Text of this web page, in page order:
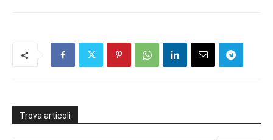
Trova articoli